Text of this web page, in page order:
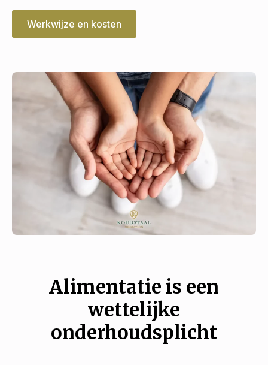
Werkwijze en kosten
Alimentatie is een
wettelijke
onderhoudsplicht